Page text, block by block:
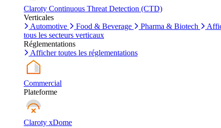
Claroty Continuous Threat Detection (CTD)
Verticales
Automotive
Food & Beverage Pharma & Biotech
tous les secteurs verticaux
Réglementations
Afficher toutes les réglementations
Commercial
Plateforme
Claroty xDome